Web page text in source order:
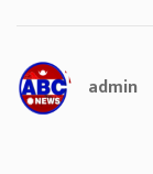
admin